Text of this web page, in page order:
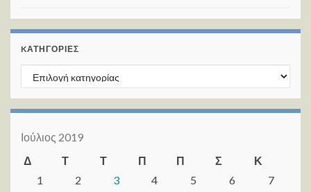
KΑΤΗΓΟΡΊΕΣ
Kατηγορίες
Ιούλιος 2019
Δ
Τ Τ Π Π Σ
Κ
1
2 3 4 5 6
7